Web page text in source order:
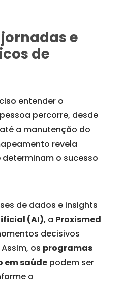
e
de
entender o
percorre, desde
a manutenção do
revela
o sucesso
de dados e insights
(AI), a Proxismed
decisivos
os programas
em saúdepodem ser
o